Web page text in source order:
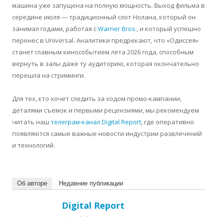
машина уже запущена на полную мощность. Выход фильма в
середине июля — традиционный слот Нолана, который он
занимал годами, работая сWarner Bros., и который успешно
перенес в Universal. Аналитики предрекают, что «Одиссея»
станет главным кинособытием лета 2026 года, способным
вернуть в залы даже ту аудиторию, которая окончательно
перешла на стриминги.
Для тех, кто хочет следить за ходом промо-кампании,
деталями съемок и первыми рецензиями, мы рекомендуем
читать наш телеграм-канал Digital Report, где оперативно
появляются самые важные новости индустрии развлечений
и технологий.
Об авторе Недавние публикации
Digital Report